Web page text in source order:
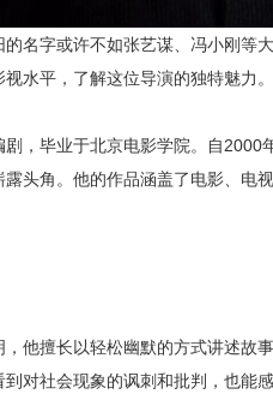
名字或许不如张艺谋、冯小刚等
水平，了解这位导演的独特魅力。
，毕业于北京电影学院。自
头角。他的作品涵盖了电影、电
他擅长以轻松幽默的方式讲述故
对社会现象的讽刺和批判，也能